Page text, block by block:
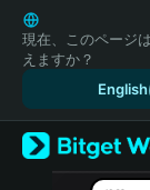
English
日本語
Tiếng Việt
Español
Türkçe
Italiano
現在、このページは
えますか？